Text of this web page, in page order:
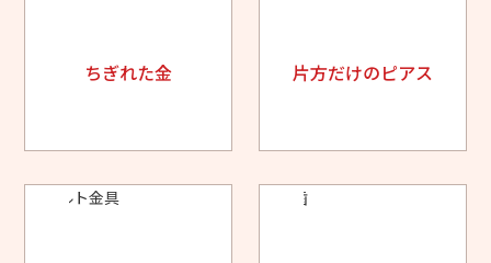
ちぎれた金 片方だけのピアス